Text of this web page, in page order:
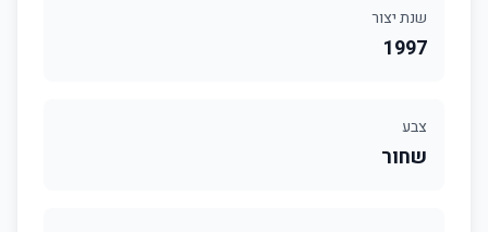
שנת יצור
1997
צבע
שחור